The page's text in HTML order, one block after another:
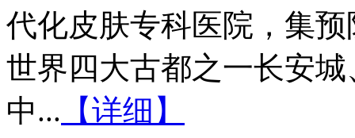
代化皮肤专科医院，集
世界四大古都之一长安
中... 【详细】